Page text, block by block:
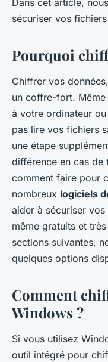
Dans cet article,
sécuriser vos
Pourquoi
Chiffrer vos
un coffre-fort. Même
à votre ordinateur
pas lire vos fichiers
une étape
différence en cas de
comment faire pour
nombreux logiciels
aider à sécuriser
même gratuits et
sections suivantes,
quelques options
Comment
Windows ?
Si vous utilisez
outil intégré pour